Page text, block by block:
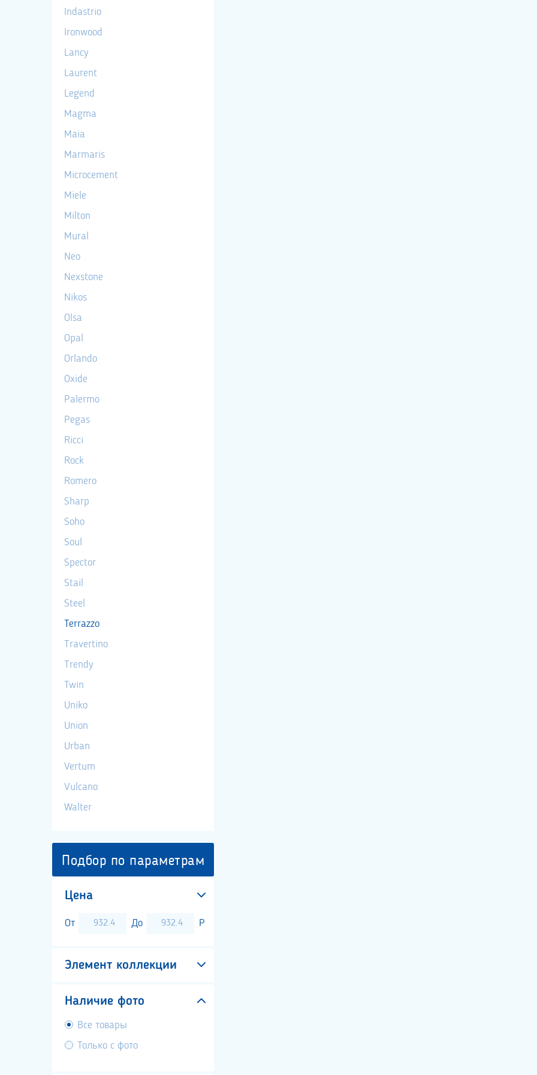
Indastrio
Ironwood
Lancy
Laurent
Legend
Magma
Maia
Marmaris
Microcement
Miele
Milton
Mural
Neo
Nexstone
Nikos
Olsa
Opal
Orlando
Oxide
Palermo
Pegas
Ricci
Rock
Romero
Sharp
Soho
Soul
Spector
Stail
Steel
Terrazzo
Travertino
Trendy
Twin
Uniko
Union
Urban
Vertum
Vulcano
Walter
Подбор по параметрам
Цена
От До Р
Элемент коллекции
Наличие фото
Все товары
Только с фото